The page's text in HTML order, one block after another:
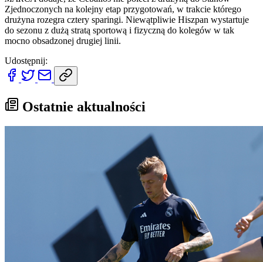
Zjednoczonych na kolejny etap przygotowań, w trakcie którego
drużyna rozegra cztery sparingi. Niewątpliwie Hiszpan wystartuje
do sezonu z dużą stratą sportową i fizyczną do kolegów w tak
mocno obsadzonej drugiej linii.
Udostępnij:
Ostatnie aktualności